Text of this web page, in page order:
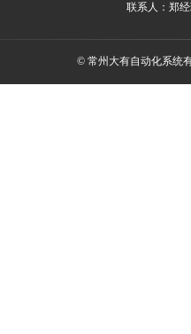
联系人：郑
© 常州大有自动化系统